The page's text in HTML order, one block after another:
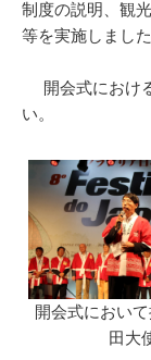
制度の説明、観
等を実施しました
開会式におけ
い。
開会式におい
田大